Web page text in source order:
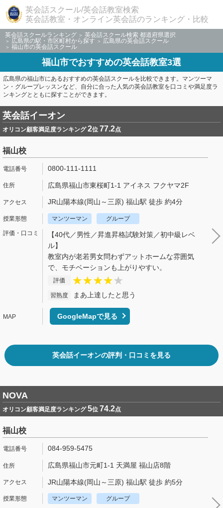
英会話スクール/英会話教室検索
英会話教室・オンライン英会話のランキング・比較
英会話スクールランキング
英会話スクール検索 都道府県選択
広島県の駅・市区町村から探す
広島県の英会話スクール
福山市の英会話スクール
福山市でおすすめの英会話教室3選
広島県の福山市にあるおすすめの英会話スクールを比較できます。マンツーマ
ン・グループレッスンなど、自分に合った人気の英会話教室を口コミや満足度ラ
ンキングとともに探すことができます。
英会話イーオン
オリコン顧客満足度ランキング2位 77.2点
福山校
0800-111-1111
広島県福山市東桜町1-1 アイネス フクヤマ2F
JR山陽本線(岡山～三原) 福山駅 徒歩 約4分
マンツーマン グループ
【40代／男性／昇進昇格試験対策／初中級レベ
ル】
教室内が老若男女問わずアットホームな雰囲気
で、モチベーションも上がりやすい。
評価
習熟度 まあ上達したと思う
GoogleMapで見る
英会話イーオンの評判・口コミを見る
NOVA
オリコン顧客満足度ランキング5位 74.2点
福山校
084-959-5475
広島県福山市元町1-1 天満屋 福山店8階
JR山陽本線(岡山～三原) 福山駅 徒歩 約5分
マンツーマン グループ